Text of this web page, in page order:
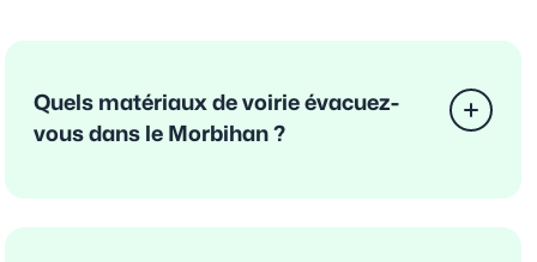
Quels matériaux de voirie évacuez-
vous dans le Morbihan ?